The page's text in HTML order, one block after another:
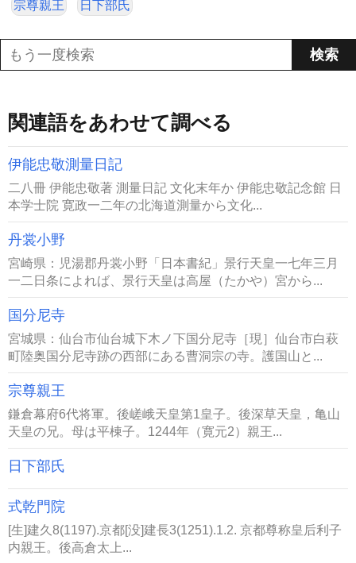
宗尊親王 日下部氏
関連語をあわせて調べる
伊能忠敬測量日記
二八冊 伊能忠敬著 測量日記 文化末年か 伊能忠敬記念館 日
本学士院 寛政一二年の北海道測量から文化...
丹裳小野
宮崎県：児湯郡丹裳小野「日本書紀」景行天皇一七年三月
一二日条によれば、景行天皇は高屋（たかや）宮から...
国分尼寺
宮城県：仙台市仙台城下木ノ下国分尼寺［現］仙台市白萩
町陸奥国分尼寺跡の西部にある曹洞宗の寺。護国山と...
宗尊親王
鎌倉幕府6代将軍。後嵯峨天皇第1皇子。後深草天皇，亀山
天皇の兄。母は平棟子。1244年（寛元2）親王...
日下部氏
式乾門院
[生]建久8(1197).京都[没]建長3(1251).1.2. 京都尊称皇后利子
内親王。後高倉太上...